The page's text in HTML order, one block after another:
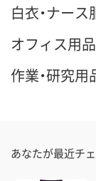
白衣・ナー
オフィス用
作業・研究
あなたが最近チ